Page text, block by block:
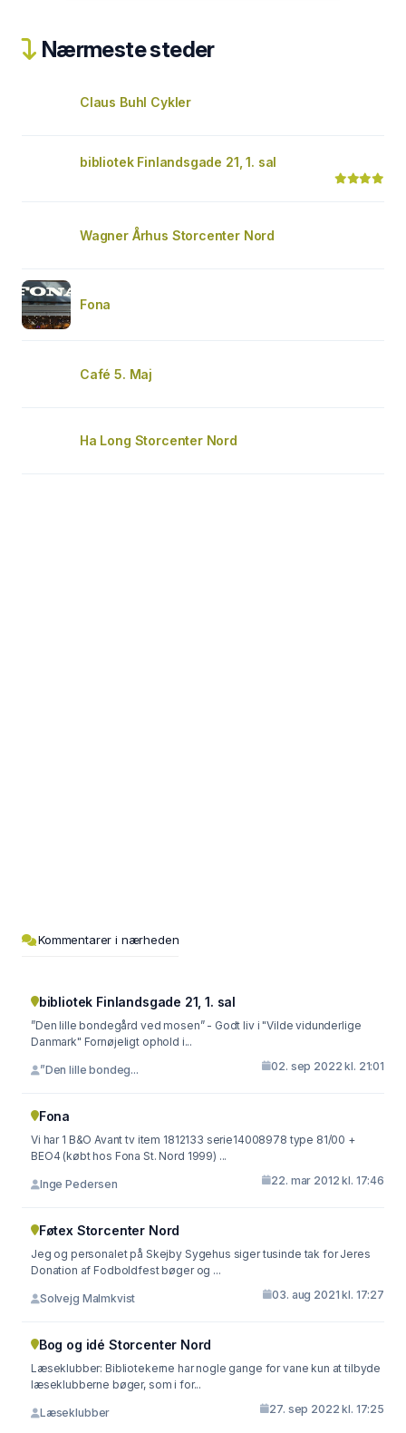
Nærmeste steder
Claus Buhl Cykler
bibliotek Finlandsgade 21, 1. sal
Wagner Århus Storcenter Nord
Fona
Café 5. Maj
Ha Long Storcenter Nord
Kommentarer i nærheden
bibliotek Finlandsgade 21, 1. sal
”Den lille bondegård ved mosen” - Godt liv i "Vilde vidunderlige
Danmark" Fornøjeligt ophold i...
”Den lille bondeg... 02. sep 2022 kl. 21:01
Fona
Vi har 1 B&O Avant tv item 1812133 serie14008978 type 81/00 +
BEO4 (købt hos Fona St. Nord 1999) ...
Inge Pedersen 22. mar 2012 kl. 17:46
Føtex Storcenter Nord
Jeg og personalet på Skejby Sygehus siger tusinde tak for Jeres
Donation af Fodboldfest bøger og ...
Solvejg Malmkvist 03. aug 2021 kl. 17:27
Bog og idé Storcenter Nord
Læseklubber: Bibliotekerne har nogle gange for vane kun at tilbyde
læseklubberne bøger, som i for...
Læseklubber 27. sep 2022 kl. 17:25